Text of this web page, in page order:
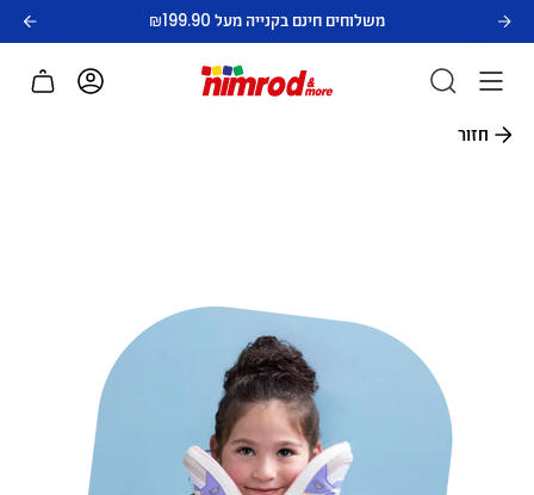
לתוכן
משלוחים חינם בקנייה מעל ₪199.90
חשבון
חזור